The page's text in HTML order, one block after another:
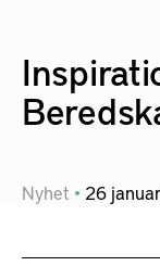
Nyhet 26